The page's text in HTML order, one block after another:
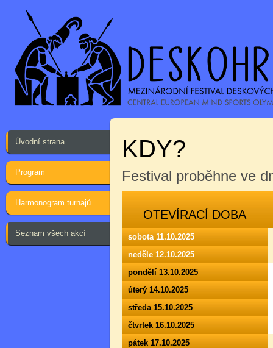
Úvodní strana
Program
Harmonogram turnajů
Seznam všech akcí
KDY?
Festival proběhne ve
OTEVÍRACÍ DOBA
sobota 11.10.2025
neděle 12.10.2025
pondělí 13.10.2025
úterý 14.10.2025
středa 15.10.2025
čtvrtek 16.10.2025
pátek 17.10.2025